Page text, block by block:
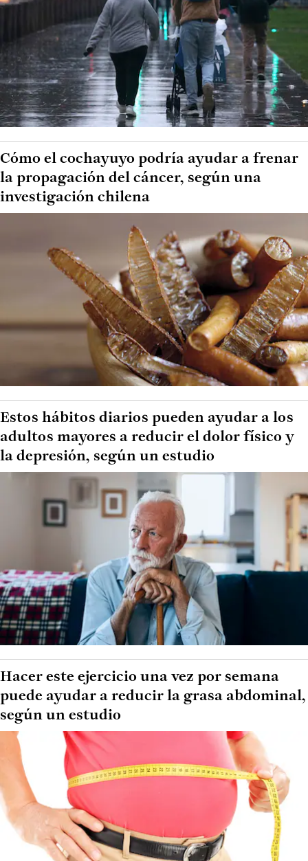
Cómo el cochayuyo podría ayudar a frenar
la propagación del cáncer, según una
investigación chilena
Estos hábitos diarios pueden ayudar a los
adultos mayores a reducir el dolor físico y
la depresión, según un estudio
Hacer este ejercicio una vez por semana
puede ayudar a reducir la grasa abdominal,
según un estudio